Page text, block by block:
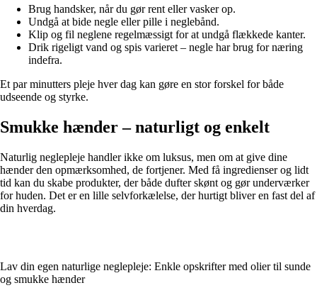
Brug handsker, når du gør rent eller vasker op.
Undgå at bide negle eller pille i neglebånd.
Klip og fil neglene regelmæssigt for at undgå flækkede kanter.
Drik rigeligt vand og spis varieret – negle har brug for næring
indefra.
Et par minutters pleje hver dag kan gøre en stor forskel for både
udseende og styrke.
Smukke hænder – naturligt og enkelt
Naturlig neglepleje handler ikke om luksus, men om at give dine
hænder den opmærksomhed, de fortjener. Med få ingredienser og lidt
tid kan du skabe produkter, der både dufter skønt og gør underværker
for huden. Det er en lille selvforkælelse, der hurtigt bliver en fast del af
din hverdag.
Lav din egen naturlige neglepleje: Enkle opskrifter med olier til sunde
og smukke hænder